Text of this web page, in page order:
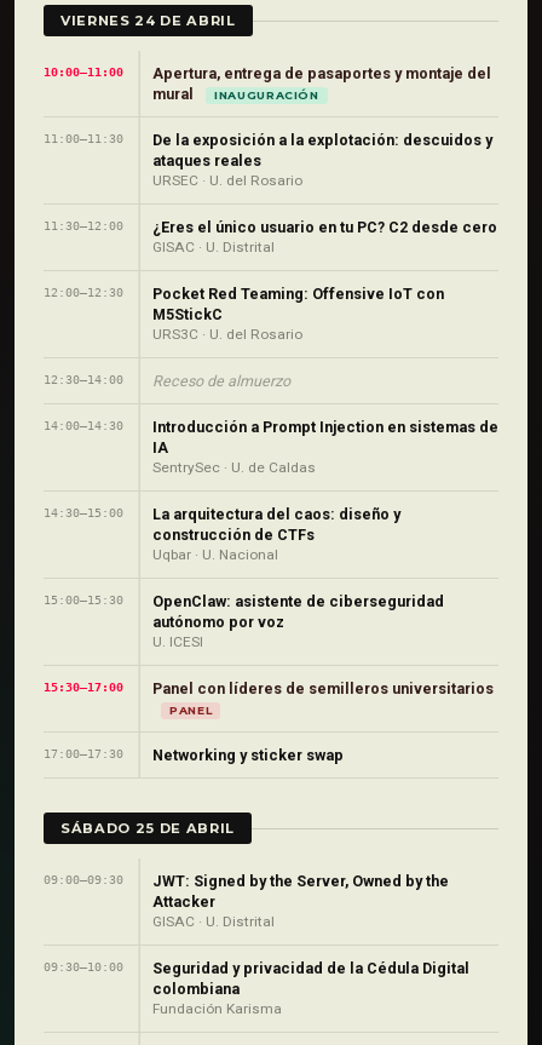
VIERNES 24 DE ABRIL
10:00–11:00
Apertura, entrega de pasaportes y montaje del
mural
INAUGURACIÓN
11:00–11:30
De la exposición a la explotación: descuidos y
ataques reales
URSEC · U. del Rosario
11:30–12:00 ¿Eres el único usuario en tu PC? C2 desde cero
GISAC · U. Distrital
12:00–12:30
Pocket Red Teaming: Offensive IoT con
M5StickC
URS3C · U. del Rosario
12:30–14:00 Receso de almuerzo
14:00–14:30
Introducción a Prompt Injection en sistemas de
IA
SentrySec · U. de Caldas
14:30–15:00
La arquitectura del caos: diseño y
construcción de CTFs
Uqbar · U. Nacional
15:00–15:30
OpenClaw: asistente de ciberseguridad
autónomo por voz
U. ICESI
15:30–17:00 Panel con líderes de semilleros universitarios
PANEL
17:00–17:30 Networking y sticker swap
SÁBADO 25 DE ABRIL
09:00–09:30
JWT: Signed by the Server, Owned by the
Attacker
GISAC · U. Distrital
09:30–10:00
Seguridad y privacidad de la Cédula Digital
colombiana
Fundación Karisma